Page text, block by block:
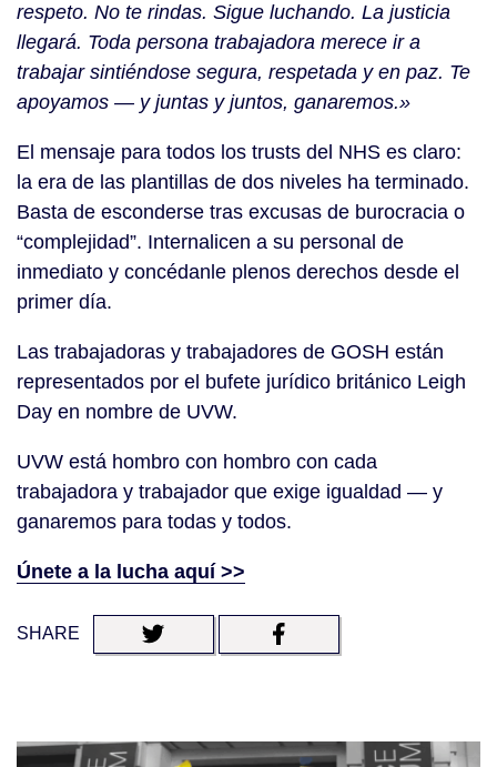
respeto. No te rindas. Sigue luchando. La justicia
llegará. Toda persona trabajadora merece ir a
trabajar sintiéndose segura, respetada y en paz. Te
apoyamos — y juntas y juntos, ganaremos.»
El mensaje para todos los trusts del NHS es claro:
la era de las plantillas de dos niveles ha terminado.
Basta de esconderse tras excusas de burocracia o
“complejidad”. Internalicen a su personal de
inmediato y concédanle plenos derechos desde el
primer día.
Las trabajadoras y trabajadores de GOSH están
representados por el bufete jurídico británico Leigh
Day en nombre de UVW.
UVW está hombro con hombro con cada
trabajadora y trabajador que exige igualdad — y
ganaremos para todas y todos.
Únete a la lucha aquí >>
SHARE